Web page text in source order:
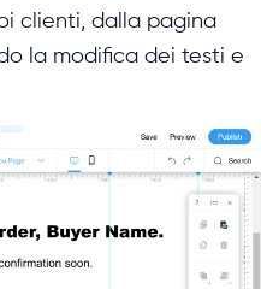
clienti, dalla pagina
la modifica dei testi e